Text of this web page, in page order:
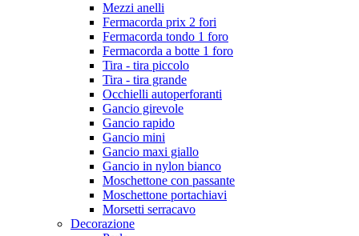
Mezzi anelli
Fermacorda prix 2 fori
Fermacorda tondo 1 foro
Fermacorda a botte 1 foro
Tira - tira piccolo
Tira - tira grande
Occhielli autoperforanti
Gancio girevole
Gancio rapido
Gancio mini
Gancio maxi giallo
Gancio in nylon bianco
Moschettone con passante
Moschettone portachiavi
Morsetti serracavo
Decorazione